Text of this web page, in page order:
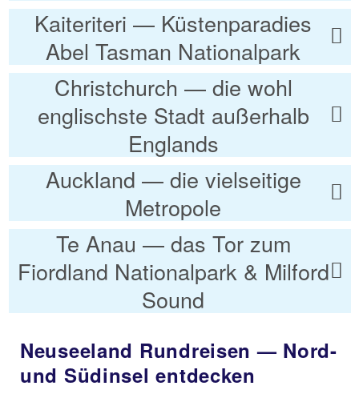
Kaiteriteri — Küstenparadies
Abel Tasman Nationalpark
Christchurch — die wohl
englischste Stadt außerhalb
Englands
Auckland — die vielseitige
Metropole
Te Anau — das Tor zum
Fiordland Nationalpark & Milford
Sound
Neuseeland Rundreisen — Nord-
und Südinsel entdecken